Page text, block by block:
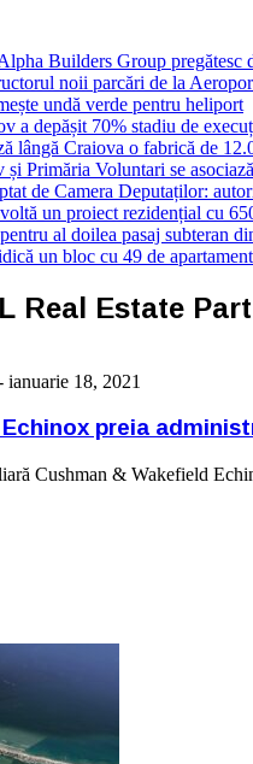
Builders Group
noii parcări de la
undă verde pentru heliport
a depășit 70% stadiu de
lângă Craiova o fabrică de
Primăria Voluntari se
de Camera Deputaților:
un proiect rezidențial cu
al doilea pasaj subteran
un bloc cu 49 de
Real Estate
ianuarie 18, 2021
preia
Cushman & Wakefield